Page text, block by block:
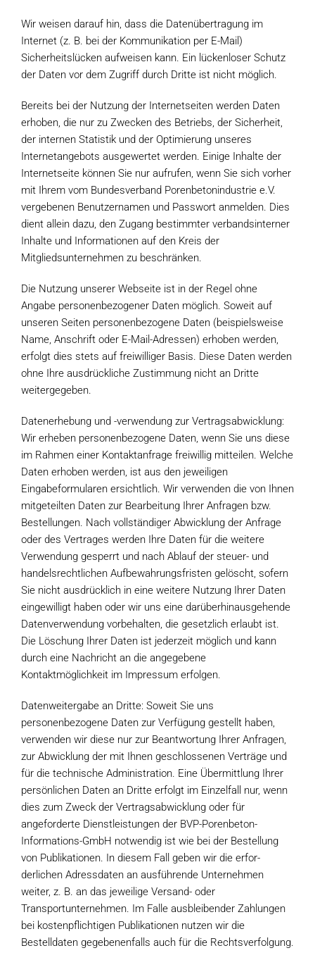
Wir weisen darauf hin, dass die Datenübertragung im
Internet (z. B. bei der Kommunikation per E-Mail)
Sicherheitslücken aufweisen kann. Ein lückenloser Schutz
der Daten vor dem Zugriff durch Dritte ist nicht möglich.
Bereits bei der Nutzung der Internetseiten werden Daten
erhoben, die nur zu Zwecken des Betriebs, der Sicherheit,
der internen Statistik und der Optimierung unseres
Internetangebots ausgewertet werden. Einige Inhalte der
Internetseite können Sie nur aufrufen, wenn Sie sich vorher
mit Ihrem vom Bundesverband Porenbetonindustrie e.V.
vergebenen Benutzernamen und Passwort anmelden. Dies
dient allein dazu, den Zugang bestimmter verbandsinterner
Inhalte und Informationen auf den Kreis der
Mitgliedsunternehmen zu beschränken.
Die Nutzung unserer Webseite ist in der Regel ohne
Angabe personenbezogener Daten möglich. Soweit auf
unseren Seiten personenbezogene Daten (beispielsweise
Name, Anschrift oder E-Mail-Adressen) erhoben werden,
erfolgt dies stets auf freiwilliger Basis. Diese Daten werden
ohne Ihre ausdrückliche Zustimmung nicht an Dritte
weitergegeben.
Datenerhebung und -verwendung zur Vertragsabwicklung:
Wir erheben personenbezogene Daten, wenn Sie uns diese
im Rahmen einer Kontaktanfrage freiwillig mitteilen. Welche
Daten erhoben werden, ist aus den jeweiligen
Eingabeformularen ersichtlich. Wir verwenden die von Ihnen
mitgeteilten Daten zur Bearbeitung Ihrer Anfragen bzw.
Bestellungen. Nach vollständiger Abwicklung der Anfrage
oder des Vertrages werden Ihre Daten für die weitere
Verwendung gesperrt und nach Ablauf der steuer- und
handelsrechtlichen Aufbewahrungsfristen gelöscht, sofern
Sie nicht ausdrücklich in eine weitere Nutzung Ihrer Daten
eingewilligt haben oder wir uns eine darüberhinausgehende
Datenverwendung vorbehalten, die gesetzlich erlaubt ist.
Die Löschung Ihrer Daten ist jederzeit möglich und kann
durch eine Nachricht an die angegebene
Kontaktmöglichkeit im Impressum erfolgen.
Datenweitergabe an Dritte: Soweit Sie uns
personenbezogene Daten zur Verfügung gestellt haben,
verwenden wir diese nur zur Beantwortung Ihrer Anfragen,
zur Abwicklung der mit Ihnen geschlossenen Verträge und
für die technische Administration. Eine Übermittlung Ihrer
persönlichen Daten an Dritte erfolgt im Einzelfall nur, wenn
dies zum Zweck der Vertragsabwicklung oder für
angeforderte Dienstleistungen der BVP-Porenbeton-
Informations-GmbH notwendig ist wie bei der Bestellung
von Publikationen. In diesem Fall geben wir die erfor-
derlichen Adressdaten an ausführende Unternehmen
weiter, z. B. an das jeweilige Versand- oder
Transportunternehmen. Im Falle ausbleibender Zahlungen
bei kostenpflichtigen Publikationen nutzen wir die
Bestelldaten gegebenenfalls auch für die Rechtsverfolgung.